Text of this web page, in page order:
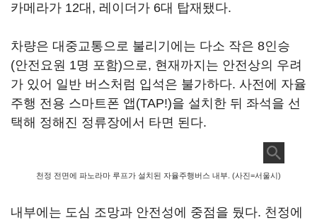
카메라가 12대, 레이더가 6대 탑재됐다.
차량은 대중교통으로 불리기에는 다소 작은 8인승
(안전요원 1명 포함)으로, 현재까지는 안전상의 우려
가 있어 일반 버스처럼 입석은 불가하다. 사전에 자율
주행 전용 스마트폰 앱(TAP!)을 설치한 뒤 좌석을 선
택해 정해진 정류장에서 타면 된다.
천정 전면에 파노라마 루프가 설치된 자율주행버스 내부. (사진=서울시)
내부에는 도심 조망과 안전성에 중점을 뒀다. 천정에